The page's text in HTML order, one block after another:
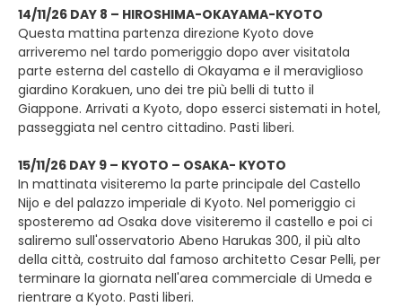
14/11/26 DAY 8 – HIROSHIMA-OKAYAMA-KYOTO
Questa mattina partenza direzione Kyoto dove
arriveremo nel tardo pomeriggio dopo aver visitatola
parte esterna del castello di Okayama e il meraviglioso
giardino Korakuen, uno dei tre più belli di tutto il
Giappone. Arrivati a Kyoto, dopo esserci sistemati in hotel,
passeggiata nel centro cittadino. Pasti liberi.
15/11/26 DAY 9 – KYOTO – OSAKA- KYOTO
In mattinata visiteremo la parte principale del Castello
Nijo e del palazzo imperiale di Kyoto. Nel pomeriggio ci
sposteremo ad Osaka dove visiteremo il castello e poi ci
saliremo sull'osservatorio Abeno Harukas 300, il più alto
della città, costruito dal famoso architetto Cesar Pelli, per
terminare la giornata nell'area commerciale di Umeda e
rientrare a Kyoto. Pasti liberi.